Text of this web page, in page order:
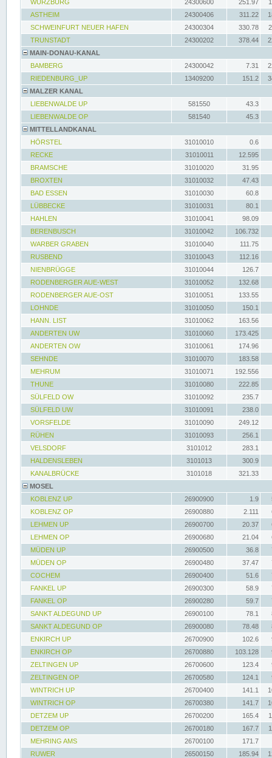
WÜRZBURG 24300600 251.97
ASTHEIM
24300406 311.22
SCHWEINFURT NEUER HAFEN
24300304 330.78
TRUNSTADT
24300202 378.44
MAIN-DONAU-KANAL
BAMBERG
24300042 7.31
RIEDENBURG_UP
13409200 151.2
MALZER KANAL
LIEBENWALDE UP
581550
43.3
LIEBENWALDE OP
581540
45.3
MITTELLANDKANAL
HÖRSTEL
31010010
0.6
RECKE
31010011
12.595
BRAMSCHE
31010020
31.95
BROXTEN
31010032
47.43
BAD ESSEN
31010030
60.8
LÜBBECKE
31010031
80.1
HAHLEN
31010041
98.09
BERENBUSCH
31010042
106.732
WARBER GRABEN
31010040
111.75
RUSBEND
31010043
112.16
NIENBRÜGGE
31010044
126.7
RODENBERGER AUE-WEST
31010052
132.68
RODENBERGER AUE-OST
31010051
133.55
LOHNDE
31010050
150.1
HANN. LIST
31010062
163.56
ANDERTEN UW
31010060
173.425
ANDERTEN OW
31010061
174.96
SEHNDE
31010070
183.58
MEHRUM
31010071
192.556
THUNE
31010080
222.85
SÜLFELD OW
31010092
235.7
SÜLFELD UW
31010091
238.0
VORSFELDE
31010090
249.12
RÜHEN
31010093
256.1
VELSDORF
3101012
283.1
HALDENSLEBEN
3101013
300.9
KANALBRÜCKE
3101018
321.33
MOSEL
KOBLENZ UP
26900900 1.9
KOBLENZ OP
26900880 2.111
LEHMEN UP
26900700 20.37
LEHMEN OP
26900680 21.04
MÜDEN UP
26900500 36.8
MÜDEN OP
26900480 37.47
COCHEM
26900400 51.6
FANKEL UP
26900300 58.9
FANKEL OP
26900280 59.7
SANKT ALDEGUND UP
26900100 78.1
SANKT ALDEGUND OP
26900080 78.48
ENKIRCH UP
26700900 102.6
ENKIRCH OP
26700880 103.128
ZELTINGEN UP
26700600 123.4
ZELTINGEN OP
26700580 124.1
WINTRICH UP
26700400 141.1
WINTRICH OP
26700380 141.7
DETZEM UP
26700200 165.4
DETZEM OP
26700180 167.7
MEHRING AMS
26700100
171.7
RUWER
26500150 185.94